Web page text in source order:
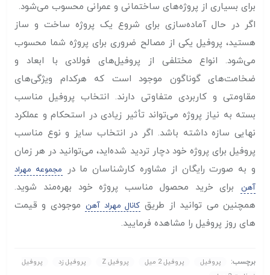
برای بسیاری از پروژه‌های ساختمانی و عمرانی محسوب می‌شود.
اگر در حال آماده‌سازی برای شروع یک پروژه ساخت‌ و ساز
هستید، پروفیل یکی از مصالح ضروری برای پروژه شما محسوب
می‌شود. انواع مختلفی از پروفیل‌های فولادی با ابعاد و
ضخامت‌های گوناگون موجود است که هرکدام ویژگی‌های
مقاومتی و کاربردی متفاوتی دارند. انتخاب پروفیل مناسب
بسته به نیاز پروژه می‌تواند تأثیر زیادی در استحکام و عملکرد
نهایی سازه داشته باشد. اگر در انتخاب سایز و نوع مناسب
پروفیل برای پروژه خود دچار تردید شده‌اید، می‌توانید در هر زمان
و به صورت رایگان از مشاوره کارشناسان ما در
مجموعه مهراد
آهن
برای خرید محصول مناسب پروژه خود بهره‌مند شوید.
همچنین می توانید از طریق کانال مهراد آهن موجودی و قیمت
های روز پروفیل را مشاهده فرمایید.
برچسب: پروفیل پروفیل 2 میل پروفیل Z پروفیل زد
پروفیل